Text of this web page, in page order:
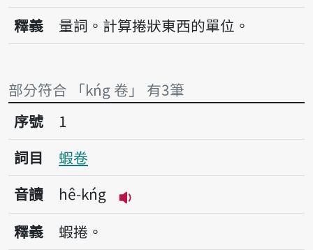
播放音讀kńg
釋義 量詞。計算捲狀東西的單位。
部分符合 「kńg 卷」 有3筆
序號1蝦卷
序號
1
詞目
蝦卷
音讀
hê-kńg
播放音讀hê-kńg
釋義
蝦捲。